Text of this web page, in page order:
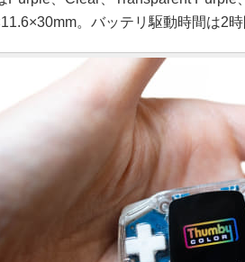
。バッテリ駆動時間は2時